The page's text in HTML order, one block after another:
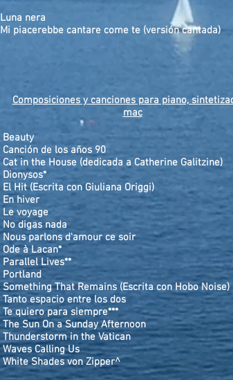
Luna nera
Mi piacerebbe cantare come te (versión cantada)
Composiciones y canciones para piano,
mac
Beauty
Canción de los años 90
Cat in the House (dedicada a Catherine Galitzine)
Dionysos*
El Hit (Escrita con Giuliana Origgi)
En hiver
Le voyage
No digas nada
Nous parlons d'amour ce soir
Ode à Lacan*
Parallel Lives**
Portland
Something That Remains (Escrita con Hobo Noise)
Tanto espacio entre los dos
Te quiero para siempre***
The Sun On a Sunday Afternoon
Thunderstorm in the Vatican
Waves Calling Us
White Shades von Zipper^